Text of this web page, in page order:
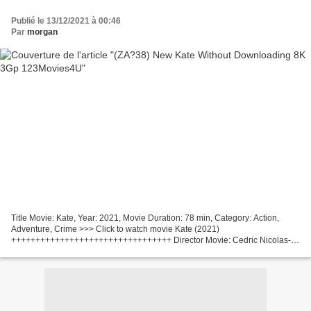
Publié le 13/12/2021 à 00:46
Par morgan
Title Movie: Kate, Year: 2021, Movie Duration: 78 min, Category: Action,
Adventure, Crime >>> Click to watch movie Kate (2021)
+++++++++++++++++++++++++++++++++ Director Movie: Cedric Nicolas-